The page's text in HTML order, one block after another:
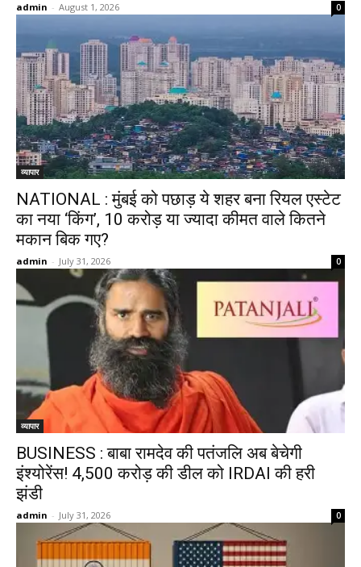
admin - August 1, 2026 0
व्यापार
NATIONAL : मुंबई को पछाड़ ये शहर बना रियल एस्टेट
का नया ‘किंग’, 10 करोड़ या ज्‍यादा कीमत वाले कितने
मकान बिक गए?
admin - July 31, 2026 0
व्यापार
BUSINESS : बाबा रामदेव की पतंजलि अब बेचेगी
इंश्योरेंस! ₹4,500 करोड़ की डील को IRDAI की हरी
झंडी
admin - July 31, 2026 0